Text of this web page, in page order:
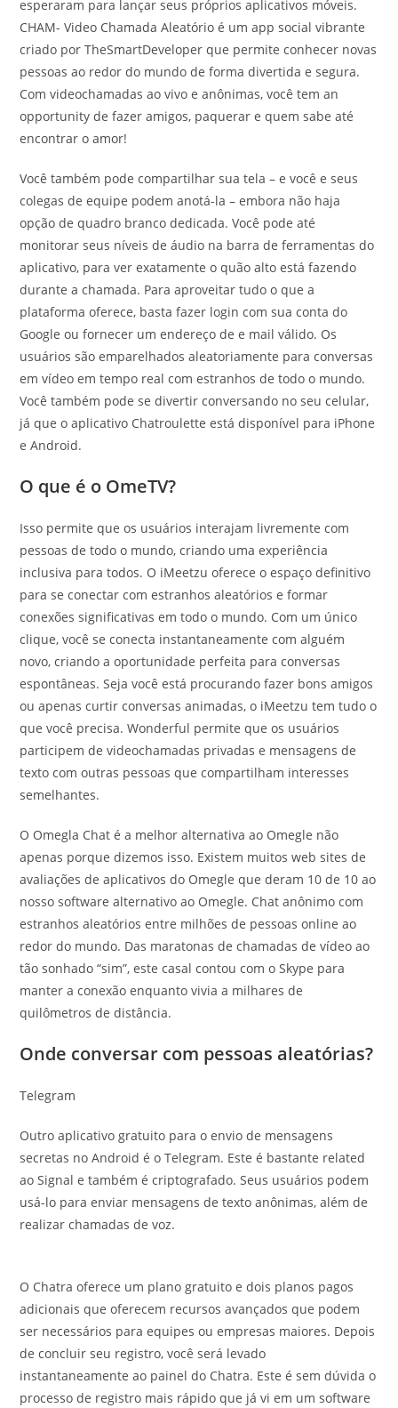
esperaram para lançar seus próprios aplicativos móveis.
CHAM- Video Chamada Aleatório é um app social vibrante
criado por TheSmartDeveloper que permite conhecer novas
pessoas ao redor do mundo de forma divertida e segura.
Com videochamadas ao vivo e anônimas, você tem an
opportunity de fazer amigos, paquerar e quem sabe até
encontrar o amor!
Você também pode compartilhar sua tela – e você e seus
colegas de equipe podem anotá-la – embora não haja
opção de quadro branco dedicada. Você pode até
monitorar seus níveis de áudio na barra de ferramentas do
aplicativo, para ver exatamente o quão alto está fazendo
durante a chamada. Para aproveitar tudo o que a
plataforma oferece, basta fazer login com sua conta do
Google ou fornecer um endereço de e mail válido. Os
usuários são emparelhados aleatoriamente para conversas
em vídeo em tempo real com estranhos de todo o mundo.
Você também pode se divertir conversando no seu celular,
já que o aplicativo Chatroulette está disponível para iPhone
e Android.
O que é o OmeTV?
Isso permite que os usuários interajam livremente com
pessoas de todo o mundo, criando uma experiência
inclusiva para todos. O iMeetzu oferece o espaço definitivo
para se conectar com estranhos aleatórios e formar
conexões significativas em todo o mundo. Com um único
clique, você se conecta instantaneamente com alguém
novo, criando a oportunidade perfeita para conversas
espontâneas. Seja você está procurando fazer bons amigos
ou apenas curtir conversas animadas, o iMeetzu tem tudo o
que você precisa. Wonderful permite que os usuários
participem de videochamadas privadas e mensagens de
texto com outras pessoas que compartilham interesses
semelhantes.
O Omegla Chat é a melhor alternativa ao Omegle não
apenas porque dizemos isso. Existem muitos web sites de
avaliações de aplicativos do Omegle que deram 10 de 10 ao
nosso software alternativo ao Omegle. Chat anônimo com
estranhos aleatórios entre milhões de pessoas online ao
redor do mundo. Das maratonas de chamadas de vídeo ao
tão sonhado “sim”, este casal contou com o Skype para
manter a conexão enquanto vivia a milhares de
quilômetros de distância.
Onde conversar com pessoas aleatórias?
Telegram
Outro aplicativo gratuito para o envio de mensagens
secretas no Android é o Telegram. Este é bastante related
ao Signal e também é criptografado. Seus usuários podem
usá-lo para enviar mensagens de texto anônimas, além de
realizar chamadas de voz.
O Chatra oferece um plano gratuito e dois planos pagos
adicionais que oferecem recursos avançados que podem
ser necessários para equipes ou empresas maiores. Depois
de concluir seu registro, você será levado
instantaneamente ao painel do Chatra. Este é sem dúvida o
processo de registro mais rápido que já vi em um software